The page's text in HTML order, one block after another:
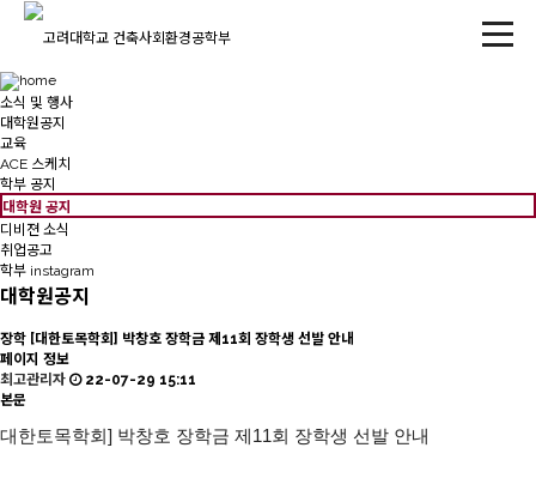
소식 및 행사
대학원공지
교육
ACE 스케치
학부 공지
대학원 공지
디비젼 소식
취업공고
학부 instagram
대학원공지
장학 [대한토목학회] 박창호 장학금 제11회 장학생 선발 안내
페이지 정보
최고관리자
22-07-29 15:11
본문
대한토목학회] 박창호 장학금 제11회 장학생 선발 안내